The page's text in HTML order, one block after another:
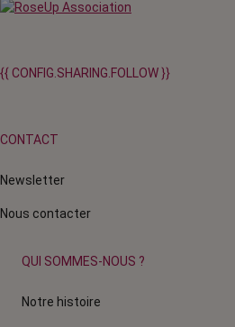
{{ CONFIG.SHARING.FOLLOW }}
CONTACT
Newsletter
Nous contacter
QUI SOMMES-NOUS ?
Notre histoire